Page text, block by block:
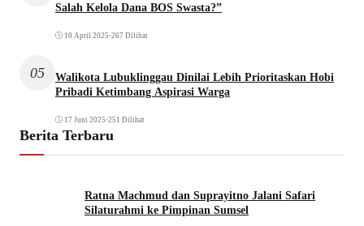
Salah Kelola Dana BOS Swasta?”
10 April 2025 •267 Dilihat
05
Walikota Lubuklinggau Dinilai Lebih Prioritaskan Hobi
Pribadi Ketimbang Aspirasi Warga
17 Juni 2025 •251 Dilihat
Berita Terbaru
Ratna Machmud dan Suprayitno Jalani Safari
Silaturahmi ke Pimpinan Sumsel